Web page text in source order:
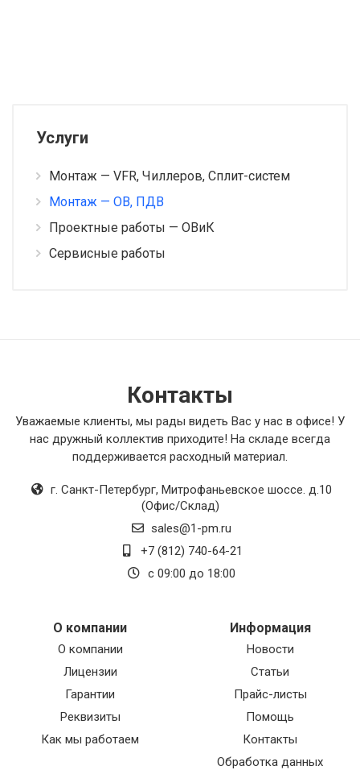
Услуги
Монтаж — VFR, Чиллеров, Сплит-систем
Монтаж — ОВ, ПДВ
Проектные работы — ОВиК
Сервисные работы
Контакты
Уважаемые клиенты, мы рады видеть Вас у нас в офисе! У
нас дружный коллектив приходите! На складе всегда
поддерживается расходный материал.
г. Санкт-Петербург, Митрофаньевское шоссе. д.10
(Офис/Склад)
sales@1-pm.ru
+7 (812) 740-64-21
с 09:00 до 18:00
О компании
О компании
Лицензии
Гарантии
Реквизиты
Как мы работаем
Информация
Новости
Статьи
Прайс-листы
Помощь
Контакты
Обработка данных